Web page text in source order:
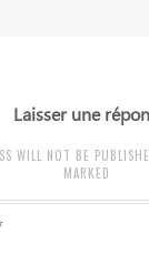
Laisser une
WILL NOT BE
MARKED